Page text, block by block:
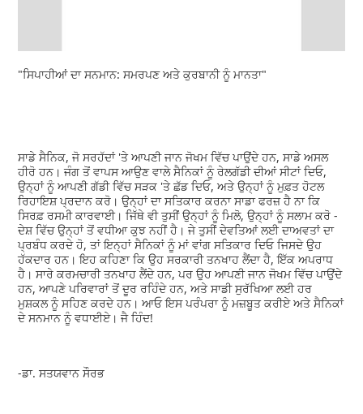
"ਸਿਪਾਹੀਆਂ ਦਾ ਸਨਮਾਨ: ਸਮਰਪਣ ਅਤੇ ਕੁਰਬਾਨੀ ਨੂੰ ਮਾਨਤਾ"
ਸਾਡੇ ਸੈਨਿਕ, ਜੋ ਸਰਹੱਦਾਂ 'ਤੇ ਆਪਣੀ ਜਾਨ ਜੋਖਮ ਵਿੱਚ ਪਾਉਂਦੇ ਹਨ, ਸਾਡੇ ਅਸਲ
ਹੀਰੋ ਹਨ। ਜੰਗ ਤੋਂ ਵਾਪਸ ਆਉਣ ਵਾਲੇ ਸੈਨਿਕਾਂ ਨੂੰ ਰੇਲਗੱਡੀ ਦੀਆਂ ਸੀਟਾਂ ਦਿਓ,
ਉਨ੍ਹਾਂ ਨੂੰ ਆਪਣੀ ਗੱਡੀ ਵਿੱਚ ਸੜਕ 'ਤੇ ਛੱਡ ਦਿਓ, ਅਤੇ ਉਨ੍ਹਾਂ ਨੂੰ ਮੁਫ਼ਤ ਹੋਟਲ
ਰਿਹਾਇਸ਼ ਪ੍ਰਦਾਨ ਕਰੋ। ਉਨ੍ਹਾਂ ਦਾ ਸਤਿਕਾਰ ਕਰਨਾ ਸਾਡਾ ਫਰਜ਼ ਹੈ ਨਾ ਕਿ
ਸਿਰਫ਼ ਰਸਮੀ ਕਾਰਵਾਈ। ਜਿੱਥੇ ਵੀ ਤੁਸੀਂ ਉਨ੍ਹਾਂ ਨੂੰ ਮਿਲੋ, ਉਨ੍ਹਾਂ ਨੂੰ ਸਲਾਮ ਕਰੋ -
ਦੇਸ਼ ਵਿੱਚ ਉਨ੍ਹਾਂ ਤੋਂ ਵਧੀਆ ਕੁਝ ਨਹੀਂ ਹੈ। ਜੇ ਤੁਸੀਂ ਦੇਵਤਿਆਂ ਲਈ ਦਾਅਵਤਾਂ ਦਾ
ਪ੍ਰਬੰਧ ਕਰਦੇ ਹੋ, ਤਾਂ ਇਨ੍ਹਾਂ ਸੈਨਿਕਾਂ ਨੂੰ ਮਾਂ ਵਾਂਗ ਸਤਿਕਾਰ ਦਿਓ ਜਿਸਦੇ ਉਹ
ਹੱਕਦਾਰ ਹਨ। ਇਹ ਕਹਿਣਾ ਕਿ ਉਹ ਸਰਕਾਰੀ ਤਨਖਾਹ ਲੈਂਦਾ ਹੈ, ਇੱਕ ਅਪਰਾਧ
ਹੈ। ਸਾਰੇ ਕਰਮਚਾਰੀ ਤਨਖਾਹ ਲੈਂਦੇ ਹਨ, ਪਰ ਉਹ ਆਪਣੀ ਜਾਨ ਜੋਖਮ ਵਿੱਚ ਪਾਉਂਦੇ
ਹਨ, ਆਪਣੇ ਪਰਿਵਾਰਾਂ ਤੋਂ ਦੂਰ ਰਹਿੰਦੇ ਹਨ, ਅਤੇ ਸਾਡੀ ਸੁਰੱਖਿਆ ਲਈ ਹਰ
ਮੁਸ਼ਕਲ ਨੂੰ ਸਹਿਣ ਕਰਦੇ ਹਨ। ਆਓ ਇਸ ਪਰੰਪਰਾ ਨੂੰ ਮਜ਼ਬੂਤ ਕਰੀਏ ਅਤੇ ਸੈਨਿਕਾਂ
ਦੇ ਸਨਮਾਨ ਨੂੰ ਵਧਾਈਏ। ਜੈ ਹਿੰਦ!
-ਡਾ. ਸਤਯਵਾਨ ਸੌਰਭ